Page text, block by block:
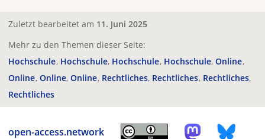
Zuletzt bearbeitet am 11. Juni 2025
Mehr zu den Themen dieser Seite:
Hochschule Hochschule Hochschule Hochschule Online
Online Online Online Rechtliches Rechtliches Rechtliches
Rechtliches
open-access.network